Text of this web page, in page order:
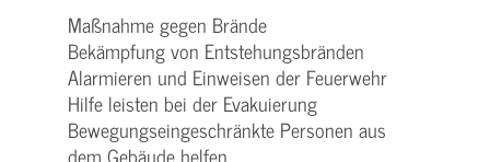
Maßnahme gegen Brände
Bekämpfung von Entstehungsbränden
Alarmieren und Einweisen der Feuerwehr
Hilfe leisten bei der Evakuierung
Bewegungseingeschränkte Personen aus